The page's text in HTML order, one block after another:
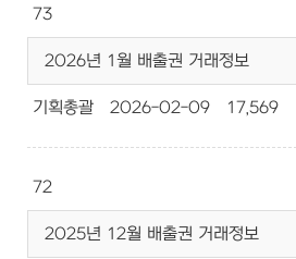
73
2026년 1월 배출권 거래정보
기획총괄 2026-02-09 17,569
72
2025년 12월 배출권 거래정보